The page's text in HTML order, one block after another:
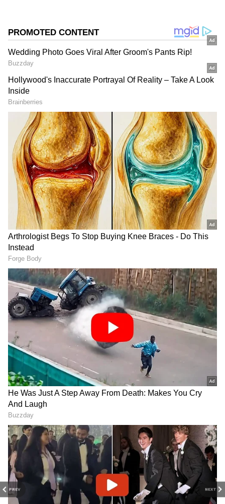
PREV NEXT
ప్లేయర్లు ఎవరు..? అనేది ఇక్కడ తెలుసుకుందాం.
గూగుల్‌లో ఆసక్తికరమైన సమాచారం కోసం ఏసియానెట్ తెలుగు
Image Credit : X/PunjabKingsIPL
5. కూపర్ కాన్హొలి (పంజాబ్ కింగ్స్): 103 మీటర్ల సిక్సర్
ఈ ఐపిఎల్ లో పంజాబ్ కింగ్స్ బ్యాటర్ కూపర్ కాన్హొలి భారీ
సిక్సర్ల జాబితాలో ఐదో స్థానంలో ఉన్నాడు. సన్‌రైజర్స్
హైదరాబాద్‌పై అతను ఏకంగా 103 మీటర్ల భారీ సిక్సర్
బాదాడు. ఈ సీజన్‌లో పంజాబ్ కింగ్స్‌కు కాన్హొలి అదిరిపోయే
ఆరంభాలు ఇచ్చాడు.